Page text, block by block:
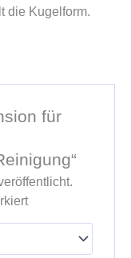
die Kugelform.
für